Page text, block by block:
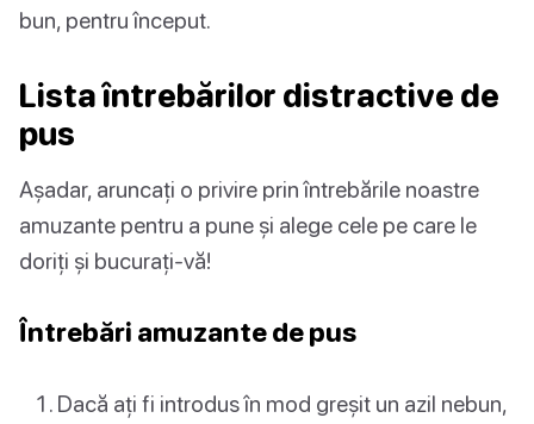
bun, pentru început.
Lista întrebărilor distractive de
pus
Așadar, aruncați o privire prin întrebările noastre
amuzante pentru a pune și alege cele pe care le
doriți și bucurați-vă!
Întrebări amuzante de pus
Dacă ați fi introdus în mod greșit un azil nebun,